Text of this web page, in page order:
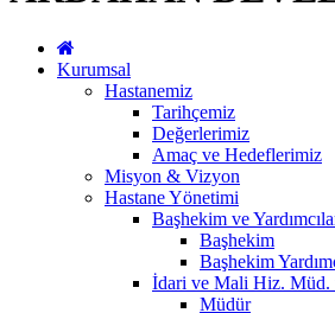
Kurumsal
Hastanemiz
Tarihçemiz
Değerlerimiz
Amaç ve Hedeflerimiz
Misyon & Vizyon
Hastane Yönetimi
Başhekim ve
Başhekim
Başhekim
İdari ve Mali Hiz. Müd.
Müdür